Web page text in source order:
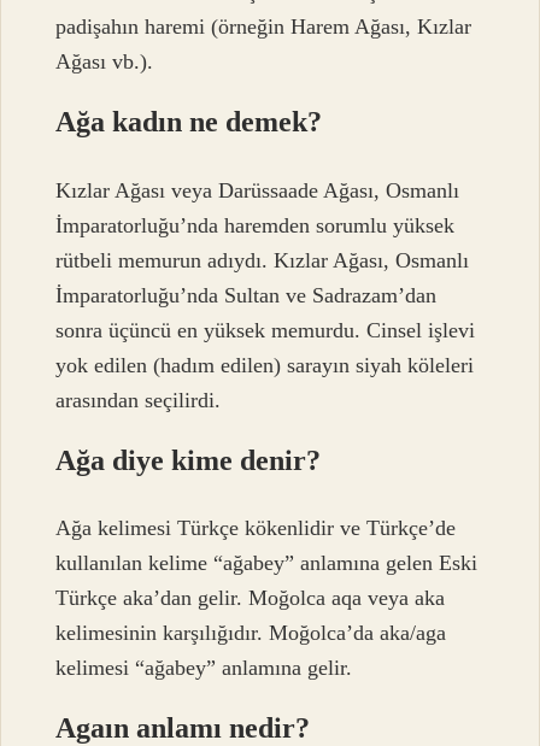
padişahın haremi (örneğin Harem Ağası, Kızlar
Ağası vb.).
Ağa kadın ne demek?
Kızlar Ağası veya Darüssaade Ağası, Osmanlı
İmparatorluğu’nda haremden sorumlu yüksek
rütbeli memurun adıydı. Kızlar Ağası, Osmanlı
İmparatorluğu’nda Sultan ve Sadrazam’dan
sonra üçüncü en yüksek memurdu. Cinsel işlevi
yok edilen (hadım edilen) sarayın siyah köleleri
arasından seçilirdi.
Ağa diye kime denir?
Ağa kelimesi Türkçe kökenlidir ve Türkçe’de
kullanılan kelime “ağabey” anlamına gelen Eski
Türkçe aka’dan gelir. Moğolca aqa veya aka
kelimesinin karşılığıdır. Moğolca’da aka/aga
kelimesi “ağabey” anlamına gelir.
Agaın anlamı nedir?